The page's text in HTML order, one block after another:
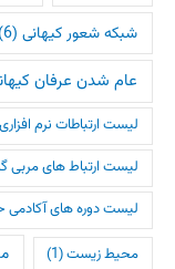
شبکه شعور کیهانی(6)
عام شدن عرفان
لیست ارتباطات نرم افزاری
لیست ارتباط های مربی
لیست دوره های آکادمی
محیط زیست(1)